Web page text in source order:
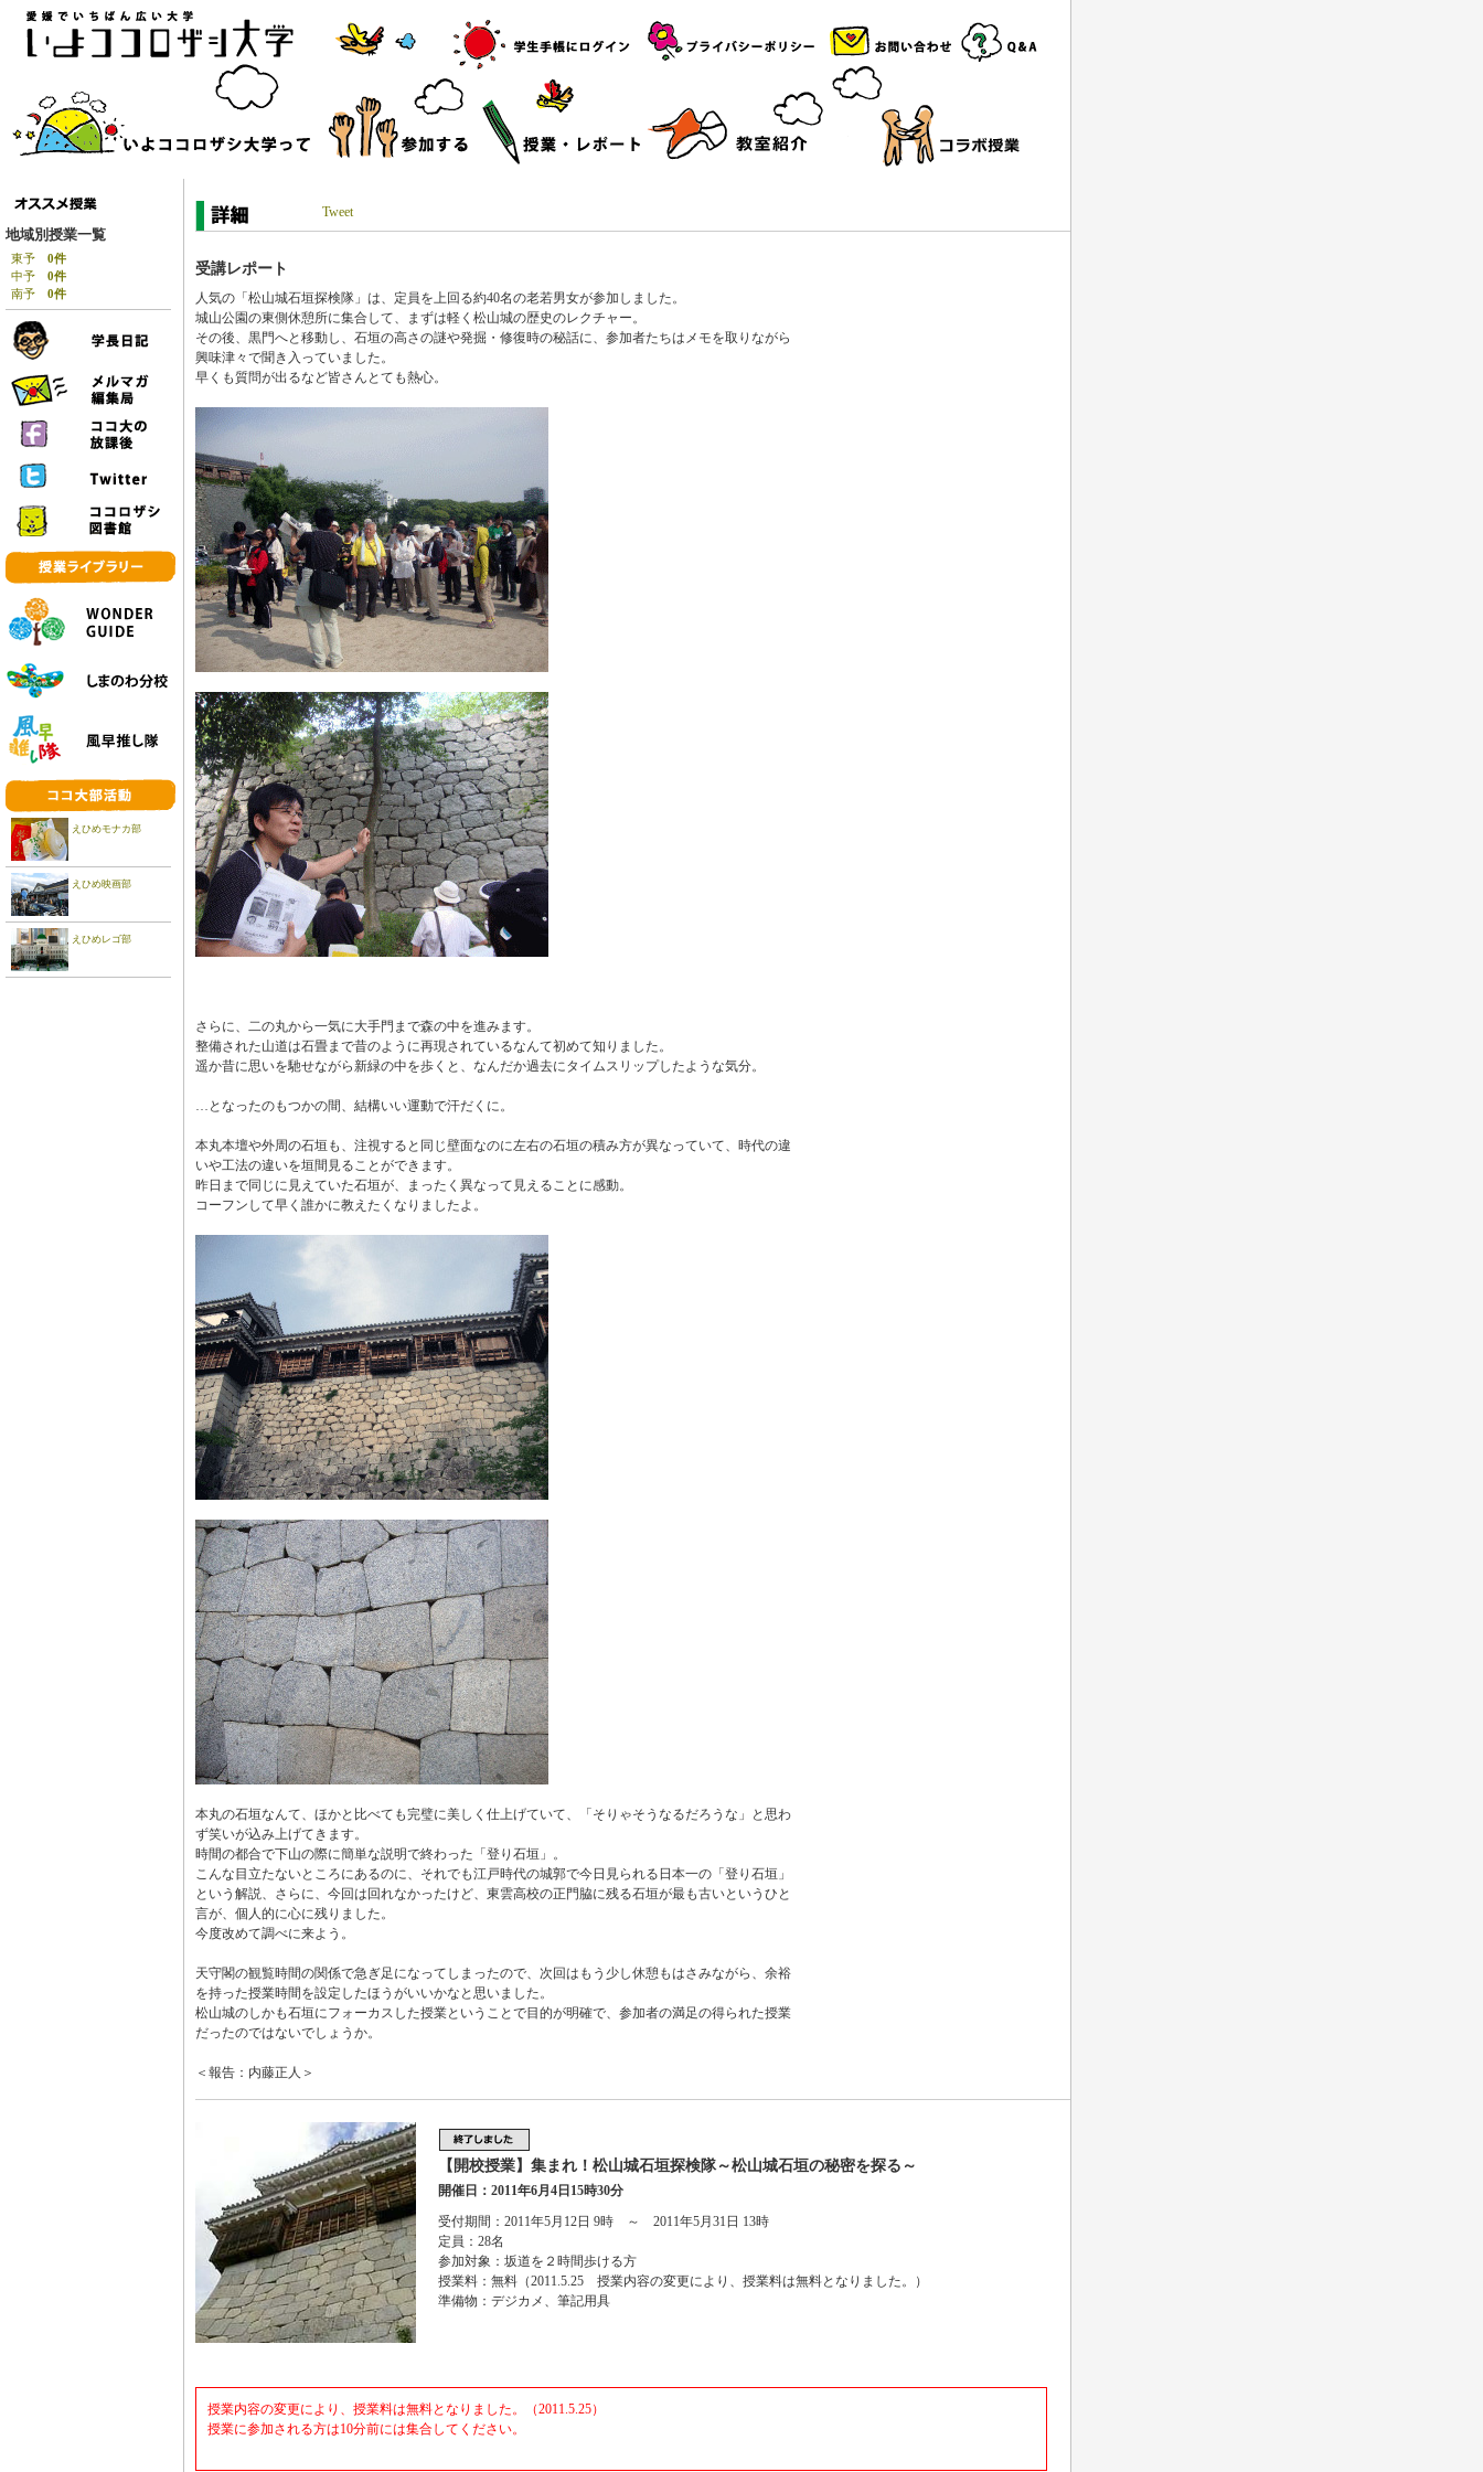
地域別授業一覧
東予 0件
中予 0件
南予 0件
えひめモナカ部
えひめ映画部
えひめレゴ部
Tweet
受講レポート
人気の「松山城石垣探検隊」は、定員を上回る約40名の老若男女が参加しました。
城山公園の東側休憩所に集合して、まずは軽く松山城の歴史のレクチャー。
その後、黒門へと移動し、石垣の高さの謎や発掘・修復時の秘話に、参加者たちはメモを取りながら
興味津々で聞き入っていました。
早くも質問が出るなど皆さんとても熱心。
さらに、二の丸から一気に大手門まで森の中を進みます。
整備された山道は石畳まで昔のように再現されているなんて初めて知りました。
遥か昔に思いを馳せながら新緑の中を歩くと、なんだか過去にタイムスリップしたような気分。
…となったのもつかの間、結構いい運動で汗だくに。
本丸本壇や外周の石垣も、注視すると同じ壁面なのに左右の石垣の積み方が異なっていて、時代の違
いや工法の違いを垣間見ることができます。
昨日まで同じに見えていた石垣が、まったく異なって見えることに感動。
コーフンして早く誰かに教えたくなりましたよ。
本丸の石垣なんて、ほかと比べても完璧に美しく仕上げていて、「そりゃそうなるだろうな」と思わ
ず笑いが込み上げてきます。
時間の都合で下山の際に簡単な説明で終わった「登り石垣」。
こんな目立たないところにあるのに、それでも江戸時代の城郭で今日見られる日本一の「登り石垣」
という解説、さらに、今回は回れなかったけど、東雲高校の正門脇に残る石垣が最も古いというひと
言が、個人的に心に残りました。
今度改めて調べに来よう。
天守閣の観覧時間の関係で急ぎ足になってしまったので、次回はもう少し休憩もはさみながら、余裕
を持った授業時間を設定したほうがいいかなと思いました。
松山城のしかも石垣にフォーカスした授業ということで目的が明確で、参加者の満足の得られた授業
だったのではないでしょうか。
＜報告：内藤正人＞
【開校授業】集まれ！松山城石垣探検隊～松山城石垣の秘密を探る～
開催日：2011年6月4日15時30分
受付期間：2011年5月12日 9時 ～ 2011年5月31日 13時
定員：28名
参加対象：坂道を２時間歩ける方
授業料：無料（2011.5.25 授業内容の変更により、授業料は無料となりました。）
準備物：デジカメ、筆記用具
授業内容の変更により、授業料は無料となりました。（2011.5.25）
授業に参加される方は10分前には集合してください。